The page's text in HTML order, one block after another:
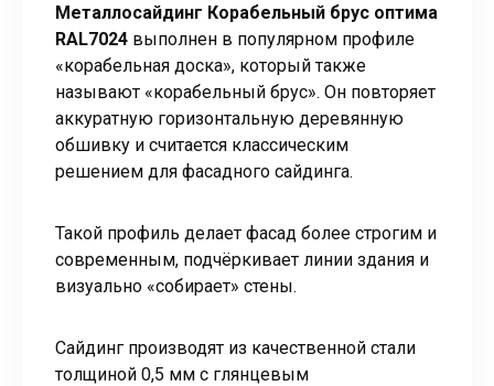
Металлосайдинг Корабельный брус оптима
RAL7024 выполнен в популярном профиле
«корабельная доска», который также
называют «корабельный брус». Он повторяет
аккуратную горизонтальную деревянную
обшивку и считается классическим
решением для фасадного сайдинга.
Такой профиль делает фасад более строгим и
современным, подчёркивает линии здания и
визуально «собирает» стены.
Сайдинг производят из качественной стали
толщиной 0,5 мм с глянцевым